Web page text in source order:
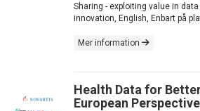
Sharing - exploiting value in
innovation, English, Enbart på
Mer information
Health Data for
European Perspective